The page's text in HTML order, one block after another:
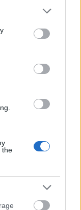
or more Google
You may click to
party tags to
in below Google
the
a bérlőd